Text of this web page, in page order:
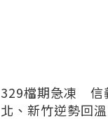
329檔期急凍 信
北、新竹逆勢回